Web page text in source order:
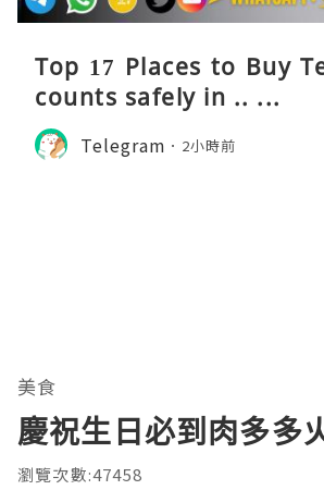
Top 17 Places to Buy
counts safely in .. ...
Telegram 2小時前
美食
慶祝生日必到肉多多
瀏覽次數:47458